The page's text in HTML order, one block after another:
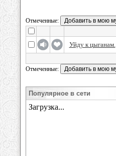
Отмеченные:
Уйду к цыганам.
Отмеченные:
Популярное в сети